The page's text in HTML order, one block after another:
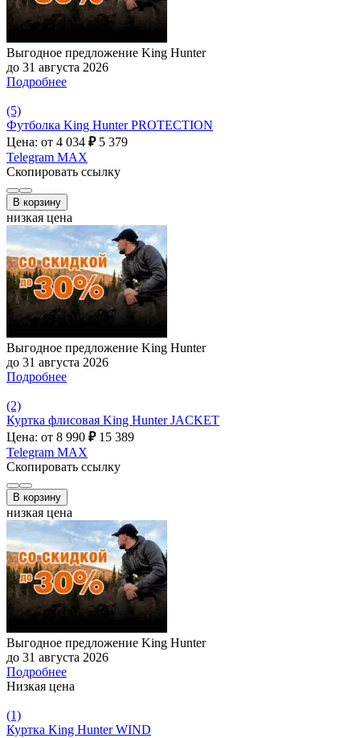
Выгодное предложение King Hunter
до 31 августа 2026
Подробнее
(5)
Футболка King Hunter PROTECTION
Цена: от 4 034 ₽ 5 379
Telegram MAX
Скопировать ссылку
В корзину
низкая цена
Выгодное предложение King Hunter
до 31 августа 2026
Подробнее
(2)
Куртка флисовая King Hunter JACKET
Цена: от 8 990 ₽ 15 389
Telegram MAX
Скопировать ссылку
В корзину
низкая цена
Выгодное предложение King Hunter
до 31 августа 2026
Подробнее
Низкая цена
(1)
Куртка King Hunter WIND